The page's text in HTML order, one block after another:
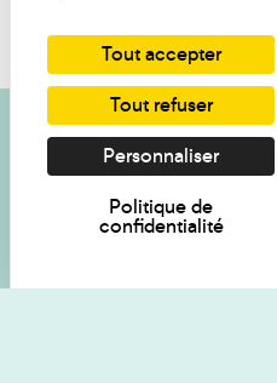
Je souhaite des
Inscrivez-vous
Tout accepter
Tout refuser
Personnaliser
Politique de
confidentialité